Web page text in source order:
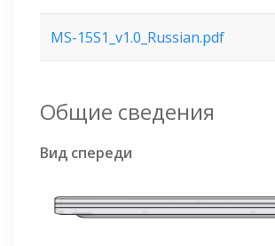
MS-15S1_v1.0_Russian.pdf
Общие сведения
Вид спереди